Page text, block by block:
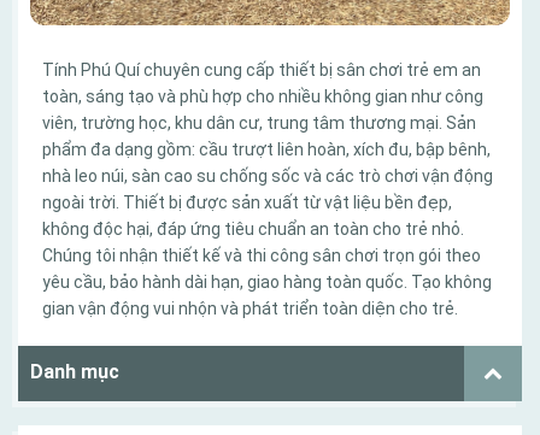
Tính Phú Quí chuyên cung cấp thiết bị sân chơi trẻ em an
toàn, sáng tạo và phù hợp cho nhiều không gian như công
viên, trường học, khu dân cư, trung tâm thương mại. Sản
phẩm đa dạng gồm: cầu trượt liên hoàn, xích đu, bập bênh,
nhà leo núi, sàn cao su chống sốc và các trò chơi vận động
ngoài trời. Thiết bị được sản xuất từ vật liệu bền đẹp,
không độc hại, đáp ứng tiêu chuẩn an toàn cho trẻ nhỏ.
Chúng tôi nhận thiết kế và thi công sân chơi trọn gói theo
yêu cầu, bảo hành dài hạn, giao hàng toàn quốc. Tạo không
gian vận động vui nhộn và phát triển toàn diện cho trẻ.
Danh mục